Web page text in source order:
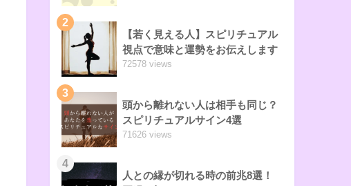
2
【若く見える人】スピリチュアル
視点で意味と運勢をお伝えします
72578 views
3
頭から離れない人は相手も同じ？
スピリチュアルサイン4選
71626 views
4
人との縁が切れる時の前兆8選！